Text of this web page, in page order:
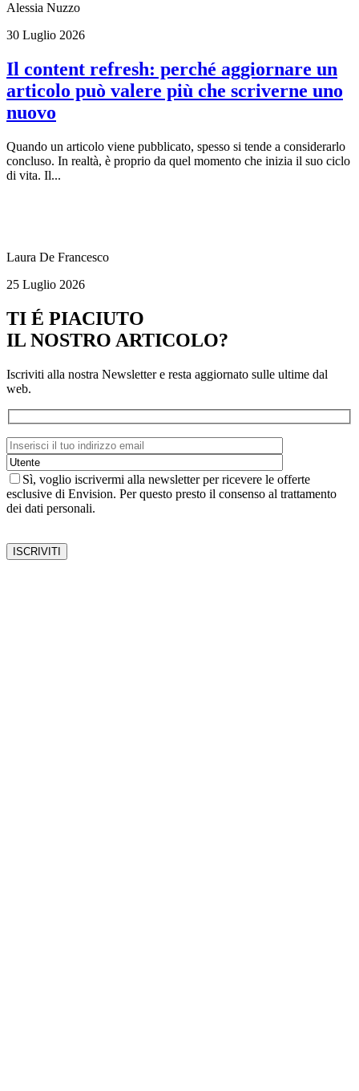
Alessia Nuzzo
30 Luglio 2026
Il content refresh: perché aggiornare un
articolo può valere più che scriverne uno
nuovo
Quando un articolo viene pubblicato, spesso si tende a considerarlo
concluso. In realtà, è proprio da quel momento che inizia il suo ciclo
di vita. Il...
Laura De Francesco
25 Luglio 2026
TI É PIACIUTO
IL NOSTRO ARTICOLO?
Iscriviti alla nostra Newsletter e resta aggiornato sulle ultime dal
web.
Sì, voglio iscrivermi alla newsletter per ricevere le offerte
esclusive di Envision. Per questo presto il consenso al trattamento
dei dati personali.